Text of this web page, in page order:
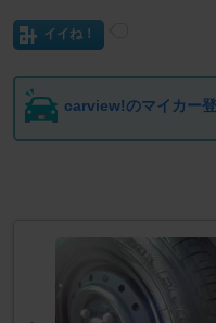
イイね！
carview!のマイカー